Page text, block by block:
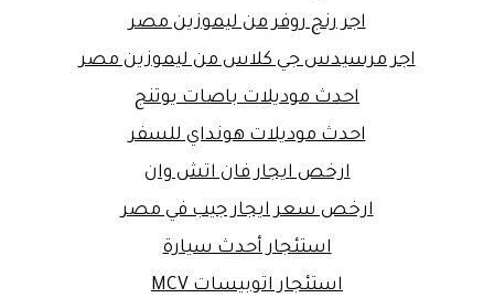
اجر رنج روفر من ليموزين مصر
اجر مرسيدس جي كلاس من ليموزين مصر
احدث موديلات باصات يوتنج
احدث موديلات هونداي للسفر
ارخص ايجار فان اتش وان
ارخص سعر ايجار جيب في مصر
استئجار أحدث سيارة
استئجار اتوبيسات MCV